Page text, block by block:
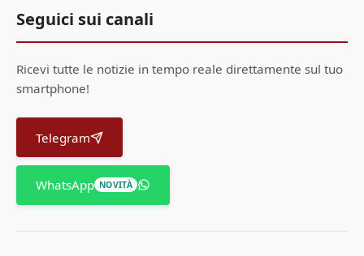
Seguici sui canali
Ricevi tutte le notizie in tempo reale direttamente sul tuo
smartphone!
Telegram
WhatsApp NOVITÀ